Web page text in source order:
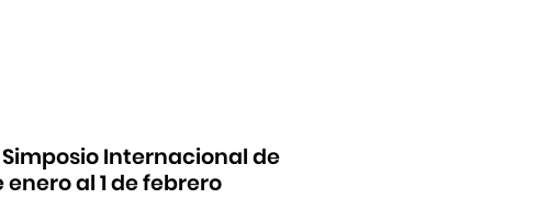
Internacional de
al 1 de febrero